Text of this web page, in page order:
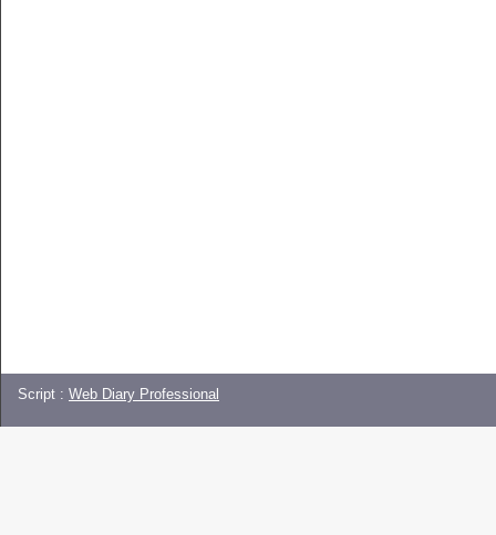
Script : Web Diary Professional